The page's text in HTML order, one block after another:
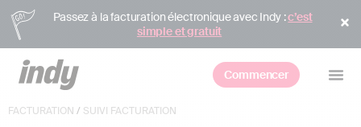
Passez à la facturation électronique avec Indy :c’est
simple et gratuit
Commencer
FACTURATION / SUIVI FACTURATION